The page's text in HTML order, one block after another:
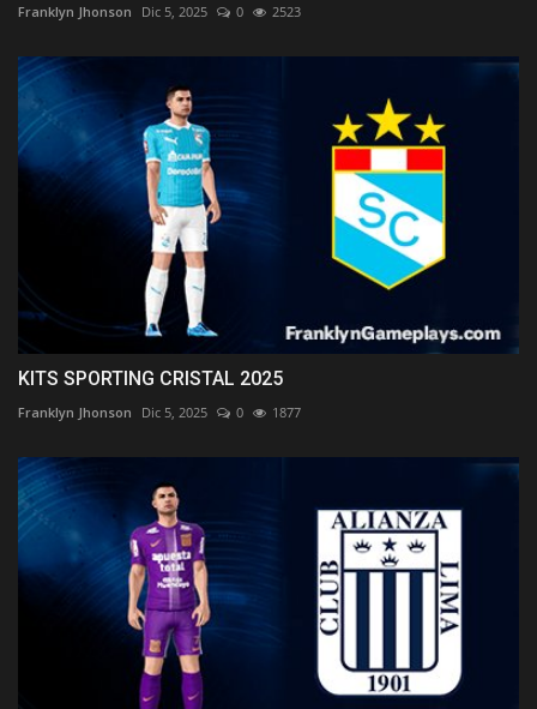
Franklyn Jhonson Dic 5, 2025 0 2523
KITS SPORTING CRISTAL 2025
Franklyn Jhonson Dic 5, 2025 0 1877